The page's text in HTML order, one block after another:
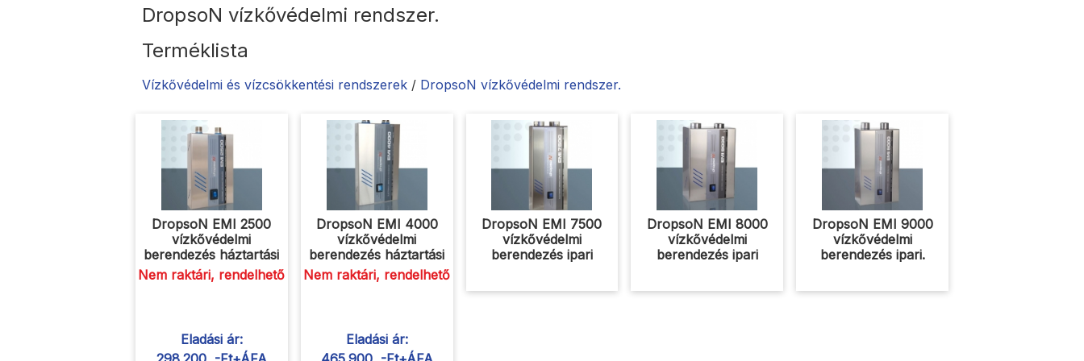
DropsoN vízkővédelmi rendszer.
Terméklista
Vízkővédelmi és vízcsökkentési rendszerek / DropsoN vízkővédelmi rendszer.
DropsoN EMI 2500
vízkővédelmi
berendezés háztartási
Nem raktári, rendelhető
Eladási ár:
DropsoN EMI 4000
vízkővédelmi
berendezés háztartási
Nem raktári, rendelhető
Eladási ár:
DropsoN EMI 7500
vízkővédelmi
berendezés ipari
DropsoN EMI 8000
vízkővédelmi
berendezés ipari
DropsoN EMI 9000
vízkővédelmi
berendezés ipari.